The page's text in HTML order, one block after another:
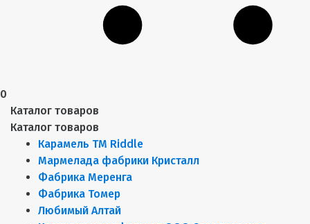
0
Каталог товаров
Каталог товаров
Карамель ТМ Riddle
Мармелада фабрики Кристалл
Фабрика Меренга
Фабрика Томер
Любимый Алтай